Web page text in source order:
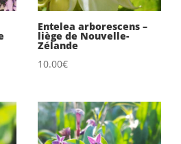
Entelea arborescens –
liège de Nouvelle-
Zélande
10.00€